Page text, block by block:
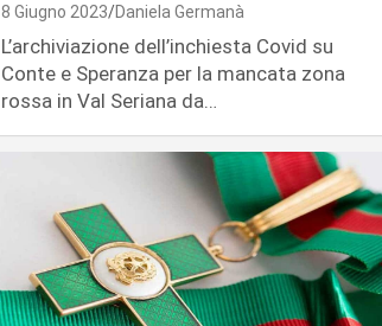
8 Giugno 2023 Daniela Germanà
L’archiviazione dell’inchiesta Covid su
Conte e Speranza per la mancata zona
rossa in Val Seriana da…